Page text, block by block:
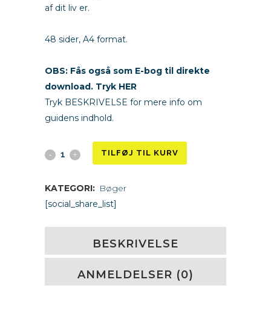
af dit liv er.
48 sider, A4 format.
OBS: Fås også som E-bog til direkte
download. Tryk HER
Tryk BESKRIVELSE for mere info om
guidens indhold.
Din
til
quantity
TILFØJ TIL KURV
KATEGORI: Bøger
[social_share_list]
BESKRIVELSE
ANMELDELSER (0)